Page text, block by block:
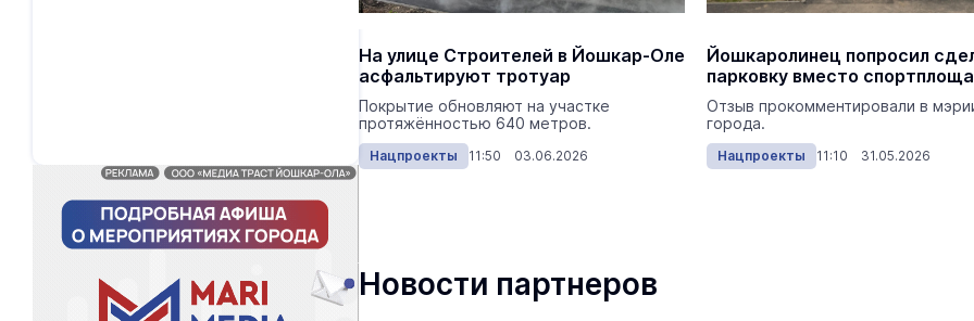
На улице Строителей в Йошкар-Оле
асфальтируют тротуар
Покрытие обновляют на участке
протяжённостью 640 метров.
Нацпроекты 11:50 03.06.2026
Йошкаролинец попросил
парковку вместо
Отзыв прокомментировали в
города.
Нацпроекты 11:10 31.05.2026
Новости партнеров